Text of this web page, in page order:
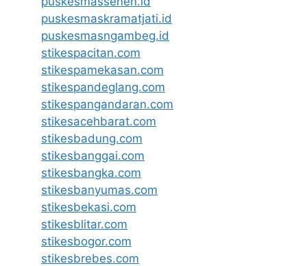
puskesmaskramatjati.id
puskesmasngambeg.id
stikespacitan.com
stikespamekasan.com
stikespandeglang.com
stikespangandaran.com
stikesacehbarat.com
stikesbadung.com
stikesbanggai.com
stikesbangka.com
stikesbanyumas.com
stikesbekasi.com
stikesblitar.com
stikesbogor.com
stikesbrebes.com